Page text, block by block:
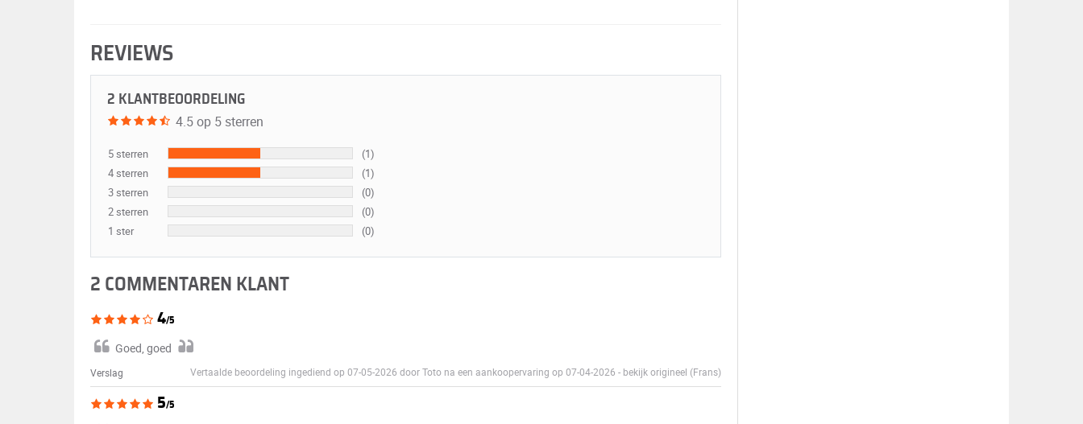
REVIEWS
2 KLANTBEOORDELING
4.5 op 5 sterren
5 sterren
(1)
4 sterren
(1)
3 sterren
(0)
2 sterren
(0)
1 ster
(0)
2 COMMENTAREN KLANT
4/5
Goed, goed
Verslag Vertaalde beoordeling ingediend op 07-05-2026 door Toto na een aankoopervaring op 07-04-2026 - bekijk origineel (Frans)
5/5